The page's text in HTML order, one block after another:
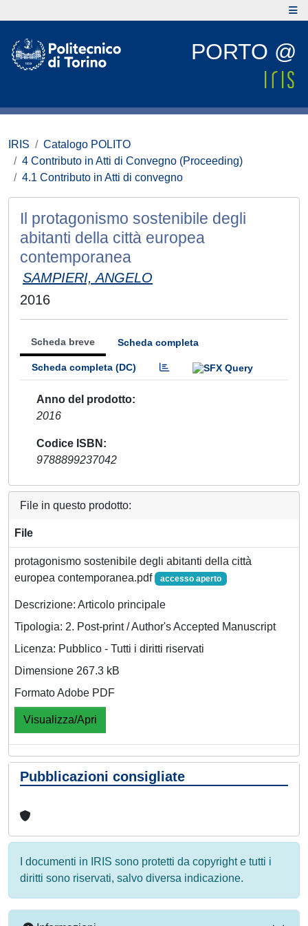
PORTO @
IRIS
Catalogo POLITO
4 Contributo in Atti di Convegno (Proceeding)
4.1 Contributo in Atti di convegno
Il protagonismo sostenibile degli
abitanti della città europea
contemporanea
SAMPIERI, ANGELO
2016
Scheda breve Scheda completa
Scheda completa (DC)
Anno del prodotto
2016
Codice ISBN
9788899237042
File in questo prodotto:
File
protagonismo sostenibile degli abitanti della città
europea contemporanea.pdf
accesso aperto
Descrizione: Articolo principale
Tipologia: 2. Post-print / Author's Accepted Manuscript
Licenza: Pubblico - Tutti i diritti riservati
Dimensione 267.3 kB
Formato Adobe PDF
Visualizza/Apri
Pubblicazioni consigliate
I documenti in IRIS sono protetti da copyright e tutti i
diritti sono riservati, salvo diversa indicazione.